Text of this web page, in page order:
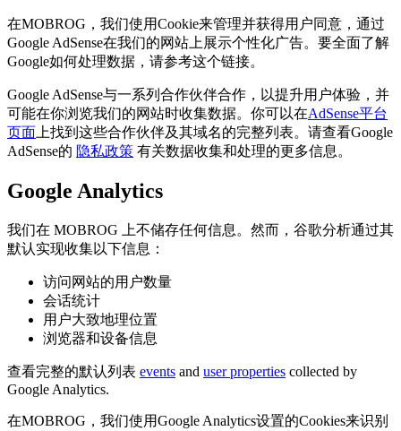
在MOBROG，我们使用Cookie来管理并获得用户同意，通过
Google AdSense在我们的网站上展示个性化广告。要全面了解
Google如何处理数据，请参考这个链接。
Google AdSense与一系列合作伙伴合作，以提升用户体验，并
可能在你浏览我们的网站时收集数据。你可以在AdSense平台
页面上找到这些合作伙伴及其域名的完整列表。请查看Google
AdSense的 隐私政策 有关数据收集和处理的更多信息。
Google Analytics
我们在 MOBROG 上不储存任何信息。然而，谷歌分析通过其
默认实现收集以下信息：
访问网站的用户数量
会话统计
用户大致地理位置
浏览器和设备信息
查看完整的默认列表 events and user properties collected by
Google Analytics.
在MOBROG，我们使用Google Analytics设置的Cookies来识别